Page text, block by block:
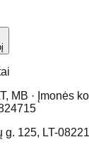
MB · Įmonės
g. 125, LT-